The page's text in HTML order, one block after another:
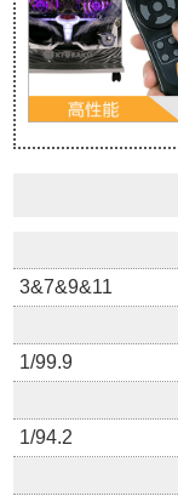
3&7&9&11
1/99.9
1/94.2